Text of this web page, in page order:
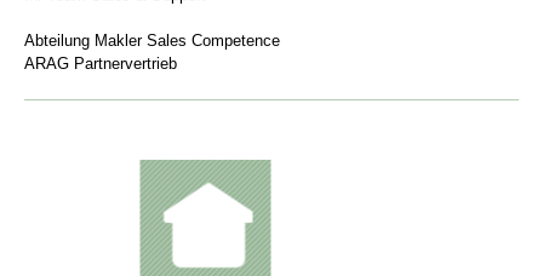
Abteilung Makler Sales Competence
ARAG Partnervertrieb